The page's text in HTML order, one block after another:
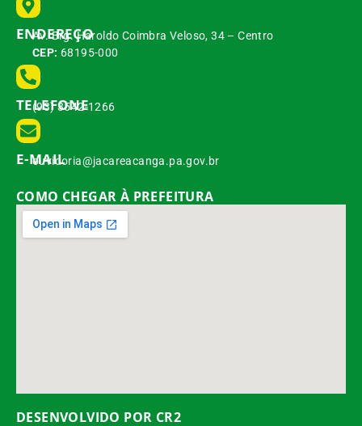
ENDEREÇO
Av. Brg. Haroldo Coimbra Veloso, 34 – Centro
CEP: 68195-000
TELEFONE
(93) 3542-1266
E-MAIL
ouvidoria@jacareacanga.pa.gov.br
COMO CHEGAR À PREFEITURA
DESENVOLVIDO POR CR2